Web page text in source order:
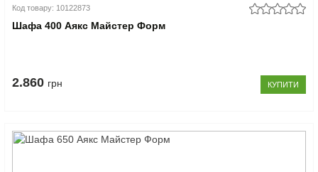
Код товару: 10122873
Шафа 400 Аякс Майстер Форм
2.860 грн КУПИТИ